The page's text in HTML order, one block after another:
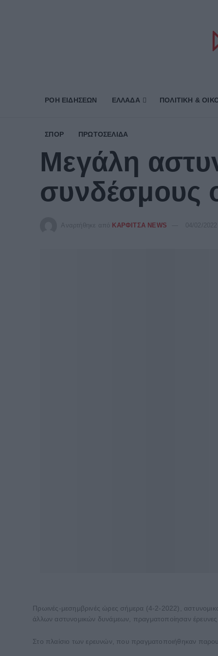
ΡΟΗ ΕΙΔΗΣΕΩΝ ΕΛΛΑΔΑ ΠΟΛΙΤΙΚΗ &
ΣΠΟΡ ΠΡΩΤΟΣΈΛΙΔΑ
Μεγάλη
συνδέσμους
Αναρτήθηκε από ΚΑΡΦΙΤΣΑ NEWS 04/02/2022
Πρωινές-μεσημβρινές ώρες σήμερα (4-2-2022),
άλλων αστυνομικών δυνάμεων, πραγματοποίησαν
Στο πλαίσιο των ερευνών, που πραγματοποιήθηκαν